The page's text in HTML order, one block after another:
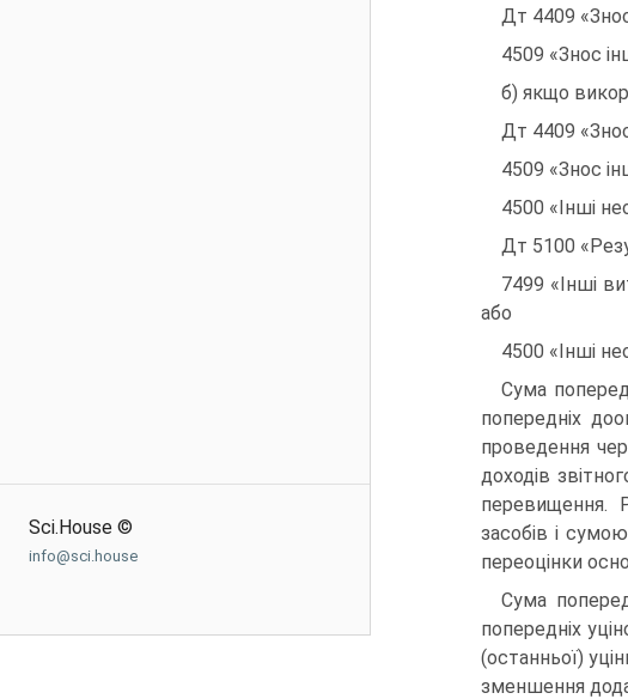
Sci.House ©
info@sci.house
Дт 4409
4509 «Знос
б) якщо
Дт 4409
4509 «Знос
4500 «Інші
Дт 5100
7499 «Інші
або
4500 «Інші
Сума
попередніх
проведення
доходів
перевищення.
засобів і
переоцінки
Сума
попередніх
(останньої)
зменшення